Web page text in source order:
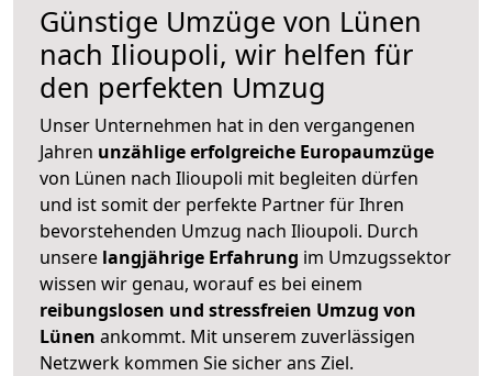
Günstige Umzüge von Lünen
nach Ilioupoli, wir helfen für
den perfekten Umzug
Unser Unternehmen hat in den vergangenen
Jahren unzählige erfolgreiche Europaumzüge
von Lünen nach Ilioupoli mit begleiten dürfen
und ist somit der perfekte Partner für Ihren
bevorstehenden Umzug nach Ilioupoli. Durch
unsere langjährige Erfahrung im Umzugssektor
wissen wir genau, worauf es bei einem
reibungslosen und stressfreien Umzug von
Lünen ankommt. Mit unserem zuverlässigen
Netzwerk kommen Sie sicher ans Ziel.